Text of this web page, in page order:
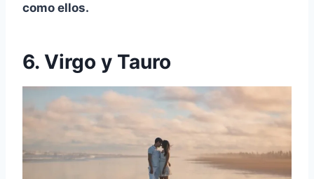
como ellos.
6. Virgo y Tauro